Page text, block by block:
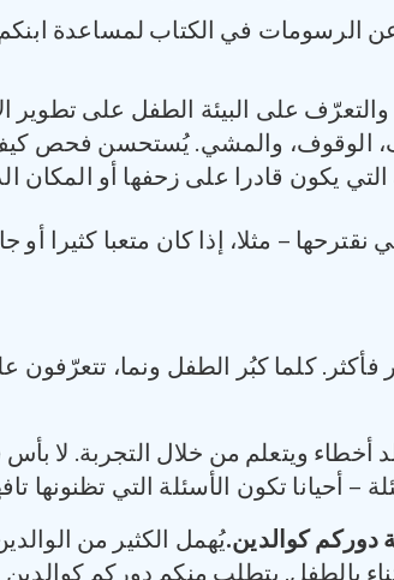
عن الرسومات في الكتاب لمساعدة
على البيئة الطفل على تطوير
الوقوف، والمشي. يُستحسن فحص
يكون قادرا على زحفها أو المكان
– مثلا، إذا كان متعبا كثيرا أو
كلما كبُر الطفل ونما، تتعرّفون
ويتعلم من خلال التجربة. لا
– أحيانا تكون الأسئلة التي تظنونها
دوركم كوالدين.يُهمل الكثير من